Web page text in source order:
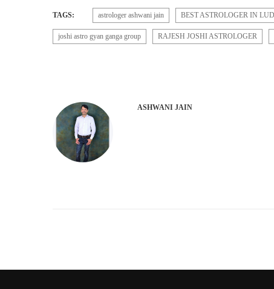
TAGS: astrologer ashwani jain BEST ASTROLOGER IN
joshi astro gyan ganga group RAJESH JOSHI ASTROLOGER
ASHWANI JAIN